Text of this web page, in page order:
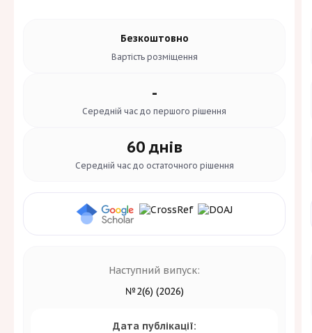
Безкоштовно
Вартість розміщення
-
Середній час до першого рішення
60 днів
Середній час до остаточного рішення
Наступний випуск:
№2(6) (2026)
Дата публікації: